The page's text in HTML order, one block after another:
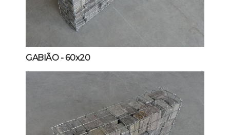
GABIÃO- 60x20